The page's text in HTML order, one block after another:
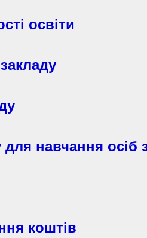
освіти
навчання осіб
коштів